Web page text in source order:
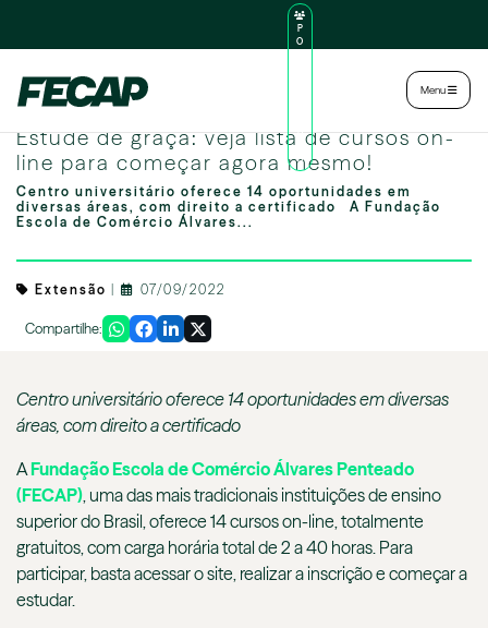
P
O
U
O
Menu
Estude de graça: veja lista de cursos on-
line para começar agora mesmo!
Centro universitário oferece 14 oportunidades em
diversas áreas, com direito a certificado A Fundação
Escola de Comércio Álvares...
Extensão 07/09/2022
Compartilhe:
Centro universitáriooferece 14 oportunidades em diversas
áreas, com direito a certificado
AFundação Escola de Comércio Álvares Penteado
(FECAP), uma das mais tradicionais instituições de ensino
superior do Brasil, oferece 14 cursos on-line, totalmente
gratuitos, com carga horária total de 2 a 40 horas. Para
participar, basta acessar o site, realizar a inscrição e começar a
estudar.